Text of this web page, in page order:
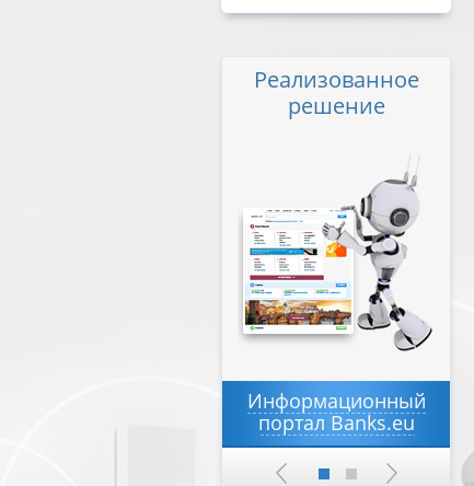
Реализованное
решение
Информационный
портал Banks.eu